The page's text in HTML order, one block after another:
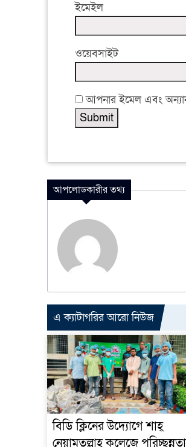
ইমেইল
ওয়েবসাইট
আপনার ইমেল এবং
আপলোডকারীর তথ্য
এ ক্যাটাগরির আরো নিউজ
বিডি ক্লিনের উদ্যোগে শাহ্
নেয়ামতুল্লাহ কলেজে পরিচ্ছন্নতা